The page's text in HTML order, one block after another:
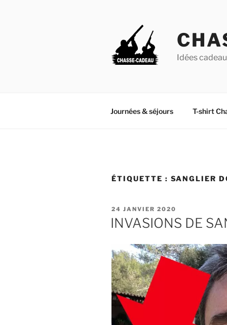
Idées
Journées & séjours T-shirt
ÉTIQUETTE : SANGLIER
PUBLIÉ
LE
24 JANVIER 2020
INVASIONS DE